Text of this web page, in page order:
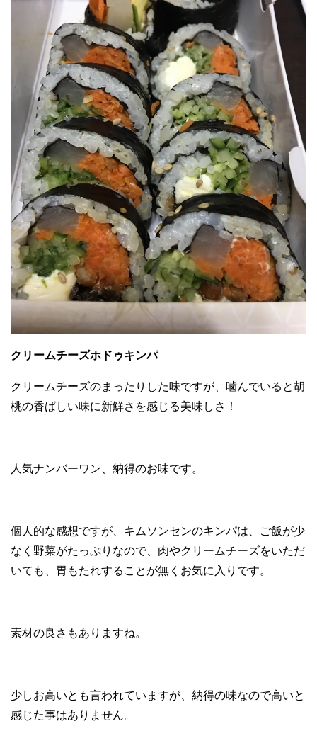
クリームチーズホドゥキンパ
クリームチーズのまったりした味ですが、噛んでいると胡
桃の香ばしい味に新鮮さを感じる美味しさ！
人気ナンバーワン、納得のお味です。
個人的な感想ですが、キムソンセンのキンパは、ご飯が少
なく野菜がたっぷりなので、肉やクリームチーズをいただ
いても、胃もたれすることが無くお気に入りです。
素材の良さもありますね。
少しお高いとも言われていますが、納得の味なので高いと
感じた事はありません。